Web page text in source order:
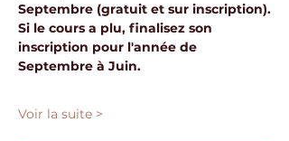
Septembre (gratuit et sur inscription).
Si le cours a plu, finalisez son
inscription pour l'année de
Septembre à Juin.
Voir la suite >